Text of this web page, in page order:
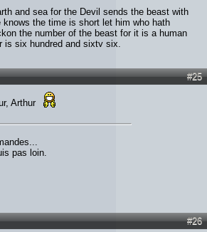
and sea for the Devil sends the beast with
knows the time is short let him who hath
the number of the beast for it is a human
is six hundred and sixty six.
#25
Arthur
pas loin.
#26